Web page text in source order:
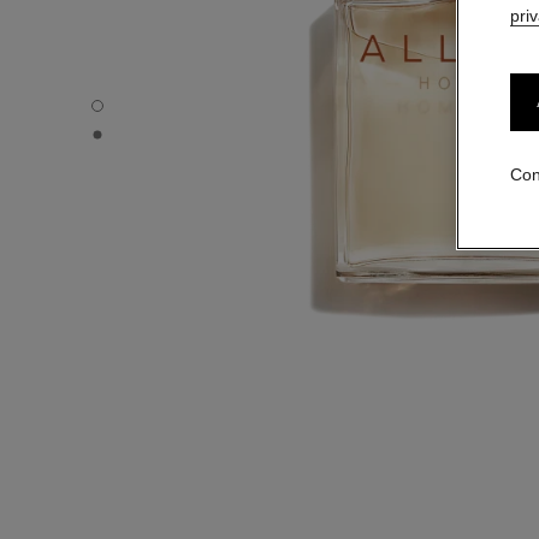
ALLURE HOMME - Vista por defecto
ALLURE HOMME - Vista alternativa 1